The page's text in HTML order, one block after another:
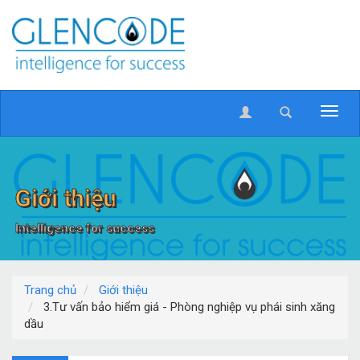
Giới thiệu
Intelligence for success
Trang chủ
Giới thiệu
3.Tư vấn bảo hiểm giá - Phòng nghiệp vụ phái sinh xăng
dầu